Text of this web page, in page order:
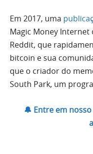
Em 2017, uma
Magic Money
Reddit, que
bitcoin e sua
que o criador do
South Park, um
🔔 Entre em